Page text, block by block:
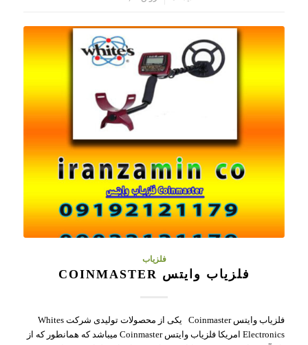
فلزیاب
فلزیاب وایتس COINMASTER
فلزیاب وایتس Coinmaster یکی از محصولات تولیدی شرکت Whites
Electronics امریکا فلزیاب وایتس Coinmaster میباشد که همانطور که از